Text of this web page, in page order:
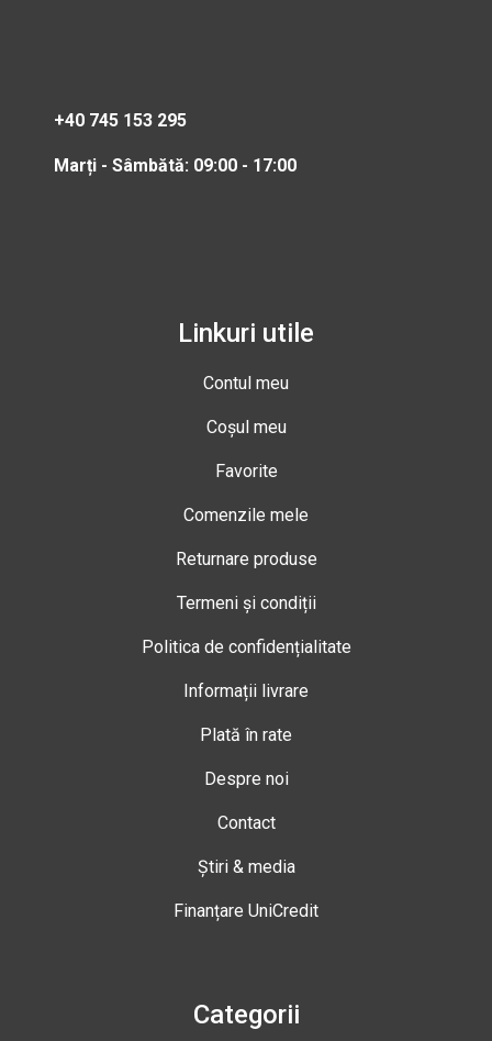
+40 745 153 295
Marți - Sâmbătă: 09:00 - 17:00
Linkuri utile
Contul meu
Coșul meu
Favorite
Comenzile mele
Returnare produse
Termeni și condiții
Politica de confidențialitate
Informații livrare
Plată în rate
Despre noi
Contact
Știri & media
Finanțare UniCredit
Categorii